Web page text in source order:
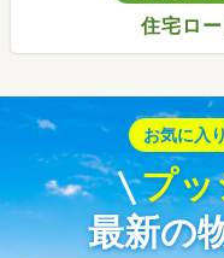
住宅ロ
お気に入
プッ
最新の